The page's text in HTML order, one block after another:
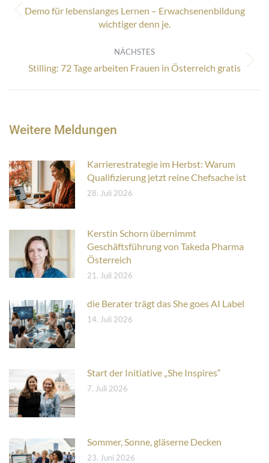
Vorheriger
Beitrag:
Demo für lebenslanges Lernen – Erwachsenenbildung
wichtiger denn je.
NÄCHSTES
Nächster
Stilling: 72 Tage arbeiten Frauen in Österreich gratis
Weitere Meldungen
Karrierestrategie im Herbst: Warum
Qualifizierung jetzt reine Chefsache ist
28. Juli 2026
Kerstin Schorn übernimmt
Geschäftsführung von Takeda Pharma
Österreich
21. Juli 2026
die Berater trägt das She goes AI Label
14. Juli 2026
Start der Initiative „She Inspires“
7. Juli 2026
Sommer, Sonne, gläserne Decken
23. Juni 2026